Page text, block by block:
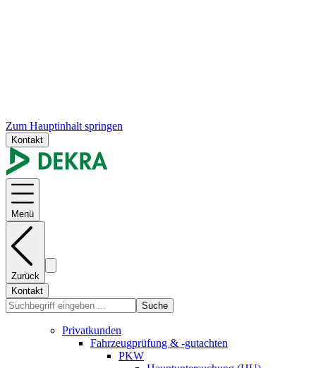
Zum Hauptinhalt springen
Kontakt
Menü
Zurück
Kontakt
Suche
Privatkunden
Fahrzeugprüfung & -gutachten
PKW